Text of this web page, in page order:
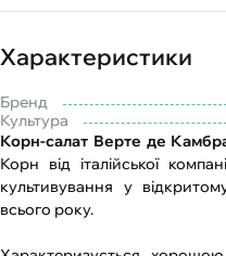
Характеристики
Бренд
Культура
Корн-салат Верте де
Корн від італійської
культивування у
всього року.